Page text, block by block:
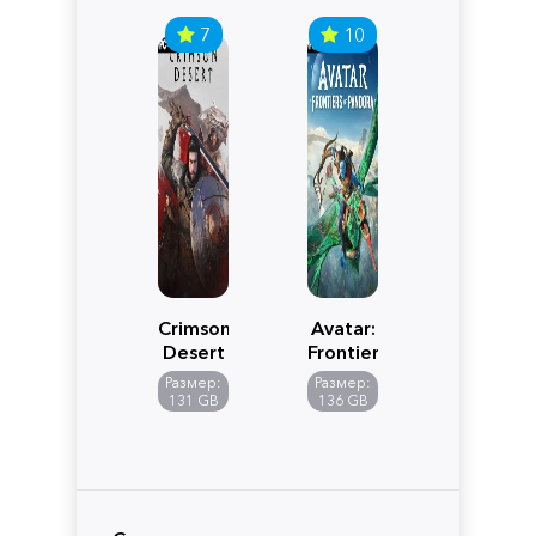
7
Crimson
Desert
Размер:
131 GB
10
Avatar:
Frontiers
of
Pandora
Размер:
136 GB